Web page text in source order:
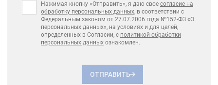
Нажимая кнопку «Отправить», я даю свое согласие на
обработку персональных данных, в соответствии с
Федеральным законом от 27.07.2006 года №152-ФЗ «О
персональных данных», на условиях и для целей,
определенных в Согласии, с политикой обработки
персональных данных ознакомлен.
ОТПРАВИТЬ